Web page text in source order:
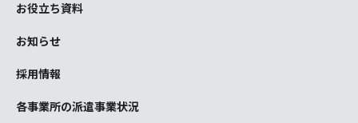
お役立ち資料
お知らせ
採用情報
各事業所の派遣事業状況